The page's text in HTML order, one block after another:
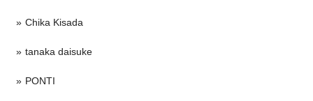
Chika Kisada
tanaka daisuke
PONTI